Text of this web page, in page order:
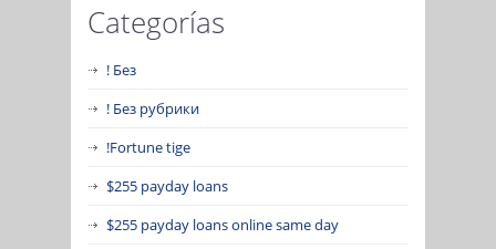
Categorías
! Без
! Без рубрики
!Fortune tige
$255 payday loans
$255 payday loans online same day